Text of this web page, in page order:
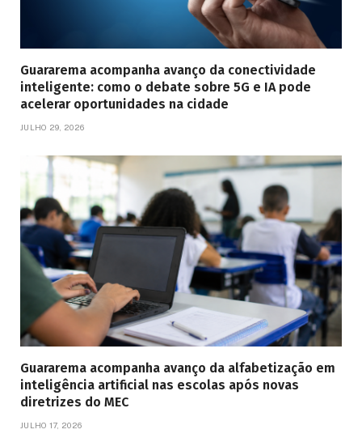
Guararema acompanha avanço da conectividade
inteligente: como o debate sobre 5G e IA pode
acelerar oportunidades na cidade
JULHO 29, 2026
Guararema acompanha avanço da alfabetização em
inteligência artificial nas escolas após novas
diretrizes do MEC
JULHO 17, 2026